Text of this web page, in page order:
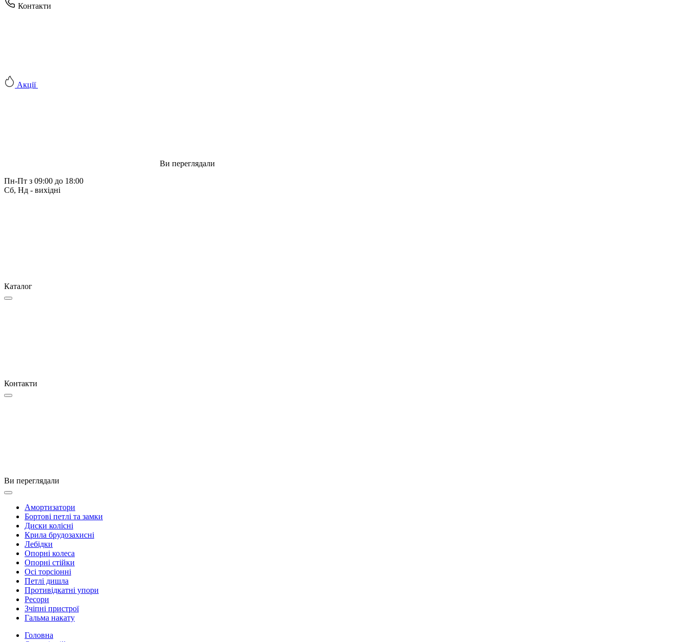
Контакти
Акції
Ви переглядали
Пн-Пт з 09:00 до 18:00
Сб, Нд - вихідні
Каталог
Контакти
Ви переглядали
Амортизатори
Бортові петлі та замки
Диски колісні
Крила брудозахисні
Лебідки
Опорні колеса
Опорні стійки
Осі торсіонні
Петлі дишла
Противідкатні упори
Ресори
Зчіпні пристрої
Гальма накату
Головна